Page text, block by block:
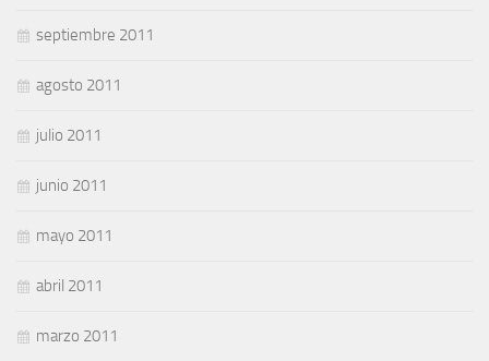
septiembre 2011
agosto 2011
julio 2011
junio 2011
mayo 2011
abril 2011
marzo 2011